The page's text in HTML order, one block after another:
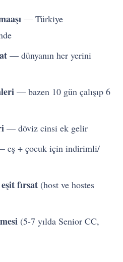
— Türkiye
— dünyanın her yerini
— bazen 10 gün çalışıp 6
— döviz cinsi ek gelir
eş + çocuk için indirimli/
fırsat (host ve hostes
(5-7 yılda Senior CC,